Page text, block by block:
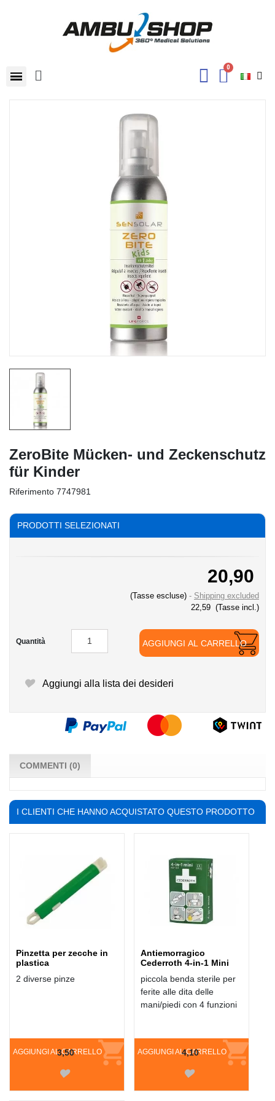
ZeroBite Mücken- und Zeckenschutz
für Kinder
Riferimento 7747981
PRODOTTI SELEZIONATI
20,90
(Tasse escluse)
Shipping excluded
22,59 (Tasse incl.)
Quantità AGGIUNGI AL CARRELLO
Aggiungi alla lista dei desideri
COMMENTI (0)
I CLIENTI CHE HANNO ACQUISTATO QUESTO PRODOTTO
Pinzetta per zecche in
plastica
2 diverse pinze
AGGIUNGI AL CARRELLO
3,50
Antiemorragico
Cederroth 4-in-1 Mini
piccola benda sterile per
ferite alle dita delle
mani/piedi con 4 funzioni
AGGIUNGI AL CARRELLO
4,10